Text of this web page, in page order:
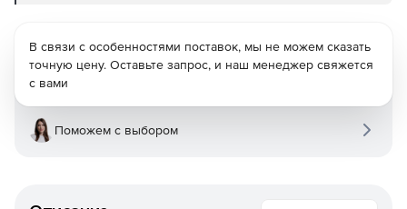
В связи с особенностями поставок, мы не можем сказать
точную цену. Оставьте запрос, и наш менеджер свяжется
с вами
Поможем с выбором